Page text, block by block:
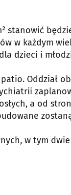
stanowić
w każdym
dzieci i
Oddział
a od
w tym